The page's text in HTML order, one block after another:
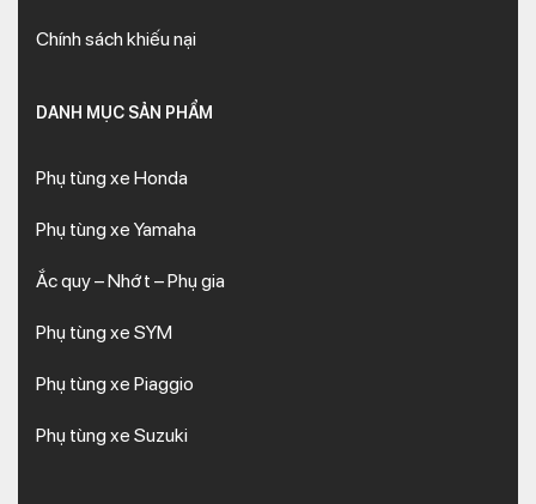
Chính sách khiếu nại
DANH MỤC SẢN PHẨM
Phụ tùng xe Honda
Phụ tùng xe Yamaha
Ắc quy – Nhớt – Phụ gia
Phụ tùng xe SYM
Phụ tùng xe Piaggio
Phụ tùng xe Suzuki